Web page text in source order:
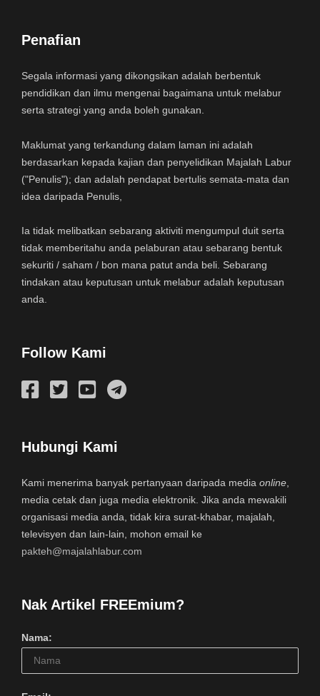
Penafian
Segala informasi yang dikongsikan adalah berbentuk
pendidikan dan ilmu mengenai bagaimana untuk melabur
serta strategi yang anda boleh gunakan.
Maklumat yang terkandung dalam laman ini adalah
berdasarkan kepada kajian dan penyelidikan Majalah Labur
("Penulis"); dan adalah pendapat bertulis semata-mata dan
idea daripada Penulis,
Ia tidak melibatkan sebarang aktiviti mengumpul duit serta
tidak memberitahu anda pelaburan atau sebarang bentuk
sekuriti / saham / bon mana patut anda beli. Sebarang
tindakan atau keputusan untuk melabur adalah keputusan
anda.
Follow Kami
Hubungi Kami
Kami menerima banyak pertanyaan daripada media online
media cetak dan juga media elektronik. Jika anda mewakili
organisasi media anda, tidak kira surat-khabar, majalah,
televisyen dan lain-lain, mohon email ke
pakteh@majalahlabur.com
Nak Artikel FREEmium?
Nama: